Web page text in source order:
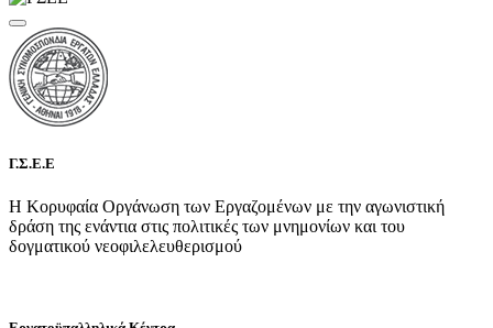
Γ.Σ.Ε.Ε
Η Κορυφαία Οργάνωση των Εργαζομένων με την αγωνιστική
δράση της ενάντια στις πολιτικές των μνημονίων και του
δογματικού νεοφιλελευθερισμού